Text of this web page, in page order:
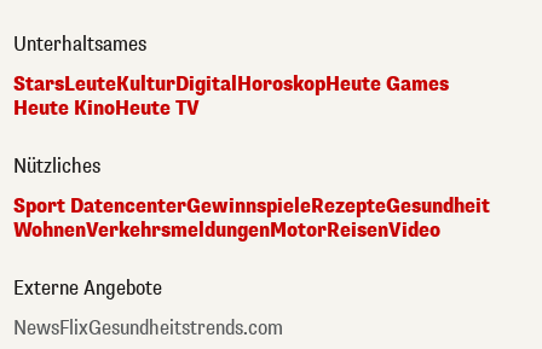
Unterhaltsames
StarsLeuteKulturDigitalHoroskopHeute Games
Heute KinoHeute TV
Nützliches
Sport DatencenterGewinnspieleRezepteGesundheit
WohnenVerkehrsmeldungenMotorReisenVideo
Externe Angebote
NewsFlixGesundheitstrends.com